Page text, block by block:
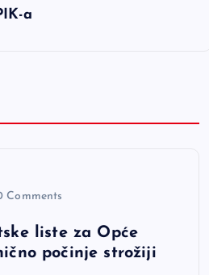
a
Comments
liste za Opće
počinje strožiji